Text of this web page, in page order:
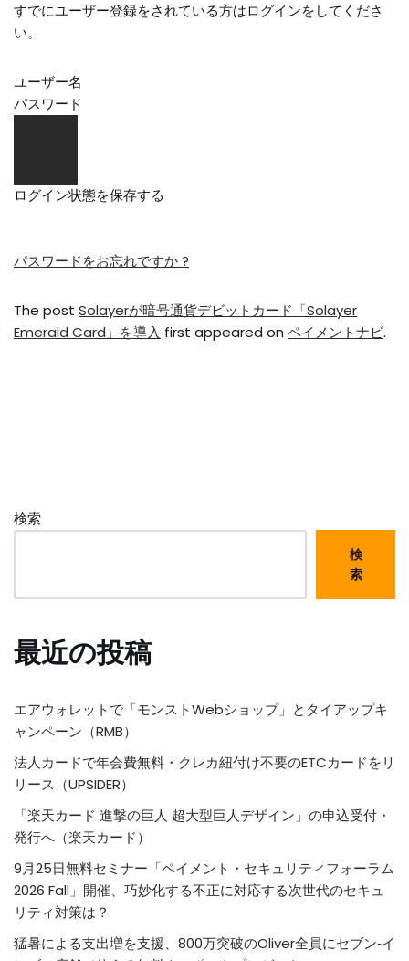
すでにユーザー登録をされている方はログインをしてくださ
い。
ユーザー名
パスワード
ログイン状態を保存する
パスワードをお忘れですか ?
The post Solayerが暗号通貨デビットカード「Solayer
Emerald Card」を導入 first appeared on ペイメントナビ.
検索
検
索
最近の投稿
エアウォレットで「モンストWebショップ」とタイアップキ
ャンペーン（RMB）
法人カードで年会費無料・クレカ紐付け不要のETCカードをリ
リース（UPSIDER）
「楽天カード 進撃の巨人 超大型巨人デザイン」の申込受付・
発行へ（楽天カード）
9月25日無料セミナー「ペイメント・セキュリティフォーラム
2026 Fall」開催、巧妙化する不正に対応する次世代のセキュ
リティ対策は？
猛暑による支出増を支援、800万突破のOliver全員にセブン‐イ